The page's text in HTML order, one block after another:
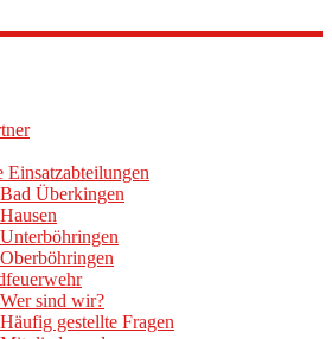
Einsatzabteilungen
Bad Überkingen
Hausen
Unterböhringen
Oberböhringen
Wer sind wir?
Häufig gestellte Fragen